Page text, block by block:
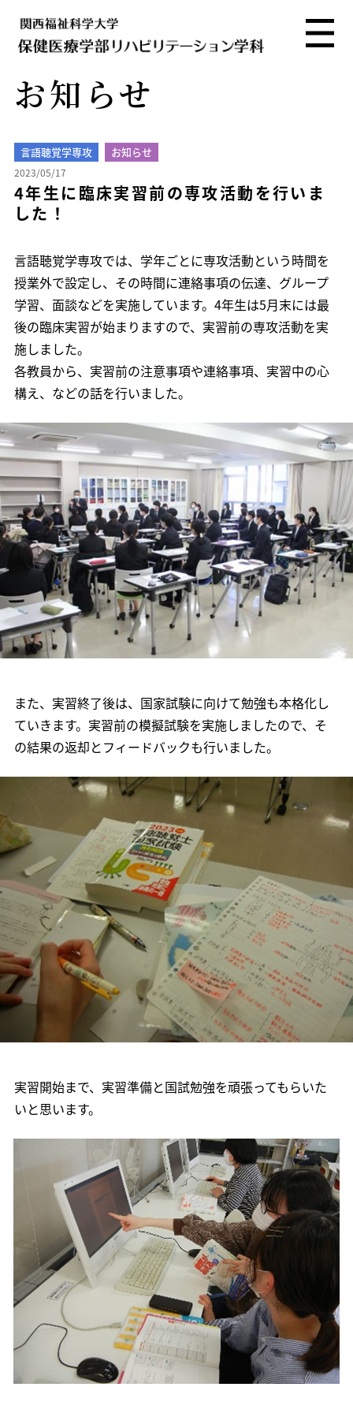
お知らせ
言語聴覚学専攻 お知らせ
2023/05/17
4年生に臨床実習前の専攻活動を行いま
した！
言語聴覚学専攻では、学年ごとに専攻活動という時間を
授業外で設定し、その時間に連絡事項の伝達、グループ
学習、面談などを実施しています。4年生は5月末には最
後の臨床実習が始まりますので、実習前の専攻活動を実
施しました。
各教員から、実習前の注意事項や連絡事項、実習中の心
構え、などの話を行いました。
また、実習終了後は、国家試験に向けて勉強も本格化し
ていきます。実習前の模擬試験を実施しましたので、そ
の結果の返却とフィードバックも行いました。
実習開始まで、実習準備と国試勉強を頑張ってもらいた
いと思います。